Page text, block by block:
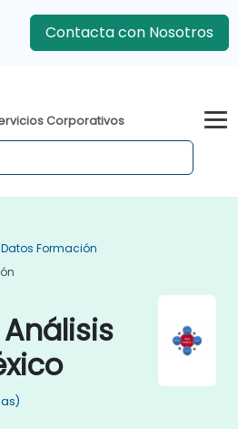
Contacta con Nosotros
Corporativos
Formación